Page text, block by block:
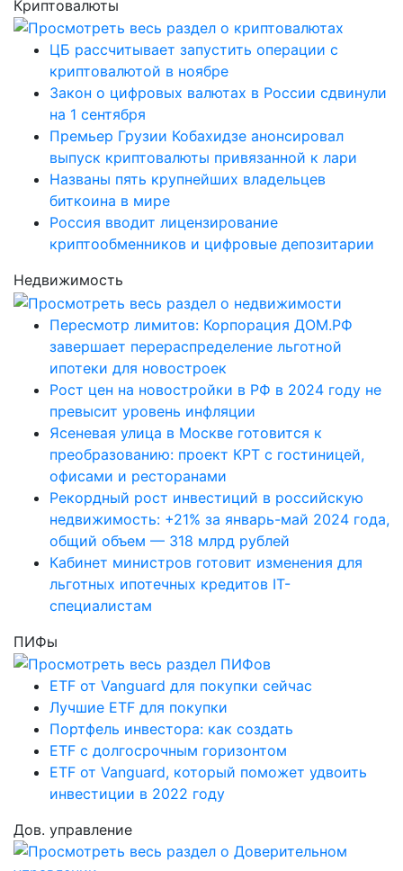
Криптовалюты
ЦБ рассчитывает запустить операции с
криптовалютой в ноябре
Закон о цифровых валютах в России сдвинули
на 1 сентября
Премьер Грузии Кобахидзе анонсировал
выпуск криптовалюты привязанной к лари
Названы пять крупнейших владельцев
биткоина в мире
Россия вводит лицензирование
криптообменников и цифровые депозитарии
Недвижимость
Пересмотр лимитов: Корпорация ДОМ.РФ
завершает перераспределение льготной
ипотеки для новостроек
Рост цен на новостройки в РФ в 2024 году не
превысит уровень инфляции
Ясеневая улица в Москве готовится к
преобразованию: проект КРТ с гостиницей,
офисами и ресторанами
Рекордный рост инвестиций в российскую
недвижимость: +21% за январь-май 2024 года,
общий объем — 318 млрд рублей
Кабинет министров готовит изменения для
льготных ипотечных кредитов IT-
специалистам
ПИФы
ETF от Vanguard для покупки сейчас
Лучшие ETF для покупки
Портфель инвестора: как создать
ETF с долгосрочным горизонтом
ETF от Vanguard, который поможет удвоить
инвестиции в 2022 году
Дов. управление